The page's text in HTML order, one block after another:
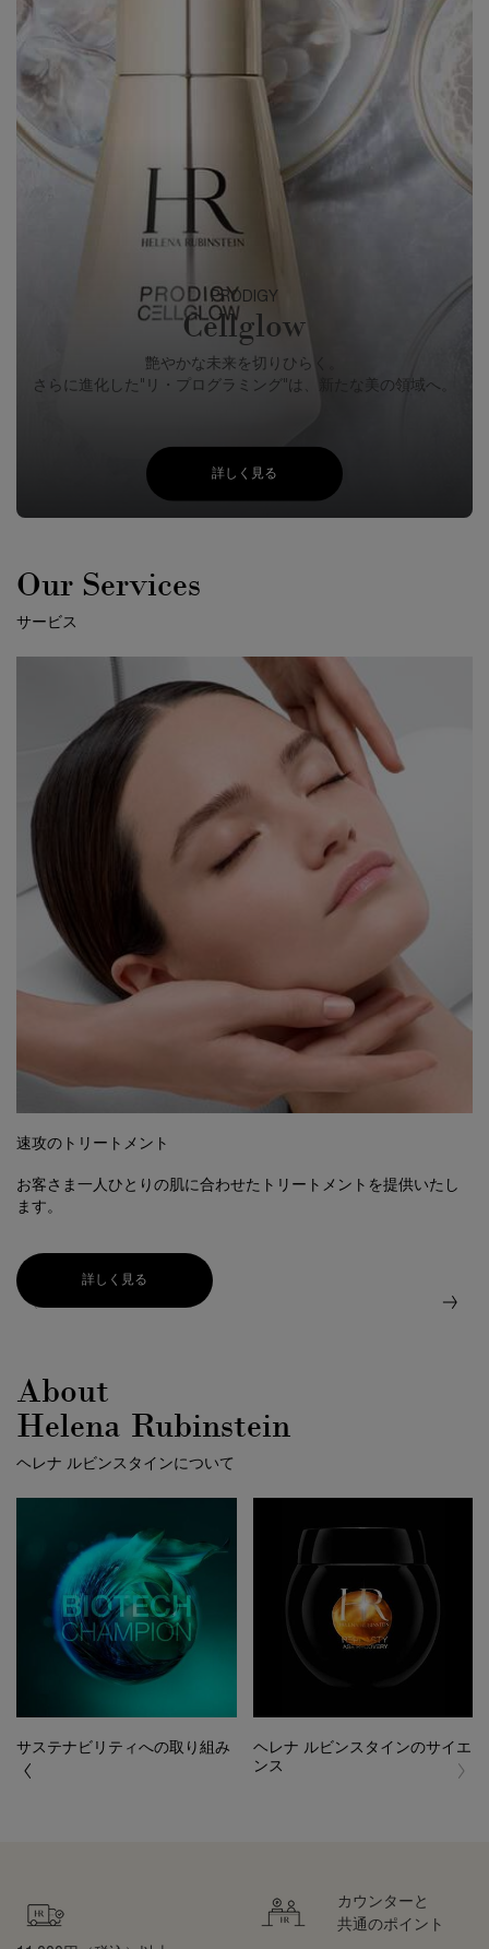
PRODIGY
Cellglow
艶やかな未来を切りひらく。
さらに進化した"リ・プログラミング"は、新たな美の領域へ。
詳しく見る
Our Services
サービス
速攻のトリートメント
お客さま一人ひとりの肌に合わせたトリートメントを提供いたし
ます。
詳しく見る
About
Helena Rubinstein
ヘレナ ルビンスタインについて
サステナビリティへの取り組み
ヘレナ ルビンスタインのサイエ
ンス
カウンターと
共通のポイント